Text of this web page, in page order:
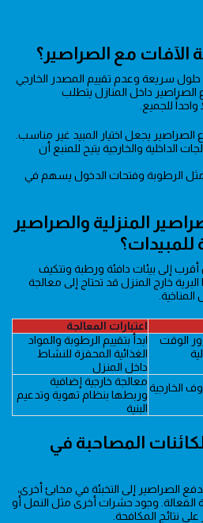
الآفات مع الصراصير؟
سريعة وعدم تقييم المصدر الخارجي
الصراصير داخل المنازل يتطلب
للجميع.
يجعل اختيار المبيد غير مناسب.
الداخلية والخارجية يتيح للمنبع أن
مثل الرطوبة وفتحات الدخول يسهم في
المنزلية والصراصير
للمبيدات؟
أقرب إلى بيئات دافئة ورطبة وتتكيف
خارج المنزل قد تحتاج إلى معالجة
اعتبارات المعالجة
الوقت
ابدأ بتقييم الرطوبة والمواد
الغذائية المحفزة للنشاط
داخل المنزل
الخارجيةمعالجة خارجية إضافية
وربطها بنظام تهوية وتدعيم
البنية
المصاحبة في
الصراصير إلى التخبئة في مخابئ أخرى،
الفعالة. وجود حشرات أخرى مثل النمل أو
نتائج المكافحة.